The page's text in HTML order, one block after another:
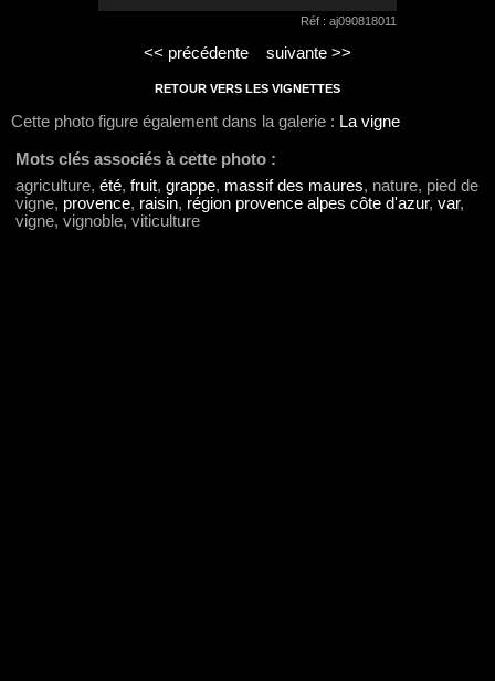
Réf : aj090818011
<< précédente suivante >>
RETOUR VERS LES VIGNETTES
Cette photo figure également dans la galerie : La vigne
Mots clés associés à cette photo :
agriculture, été, fruit, grappe, massif des maures, nature, pied de
vigne, provence, raisin, région provence alpes côte d'azur, var,
vigne, vignoble, viticulture